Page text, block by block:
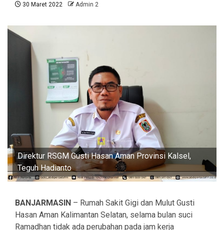
30 Maret 2022 Admin 2
Direktur RSGM Gusti Hasan Aman Provinsi Kalsel,
Teguh Hadianto
BANJARMASIN – Rumah Sakit Gigi dan Mulut Gusti
Hasan Aman Kalimantan Selatan, selama bulan suci
Ramadhan tidak ada perubahan pada jam kerja